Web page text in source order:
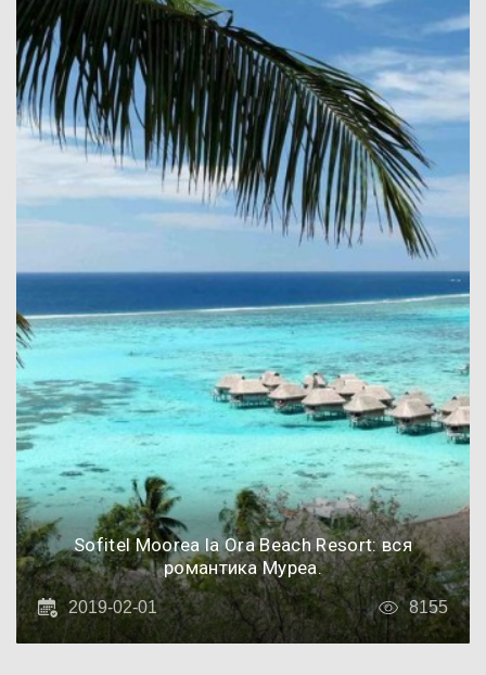
Sofitel Moorea la Ora Beach Resort: вся
романтика Муреа.
2019-02-01 8155